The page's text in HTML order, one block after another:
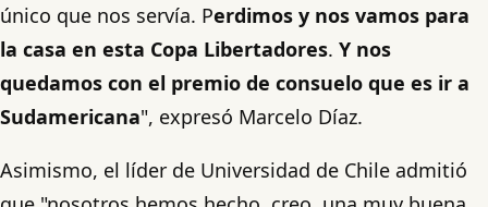
único que nos servía. Perdimos y nos vamos para
la casa en esta Copa Libertadores. Y nos
quedamos con el premio de consuelo que es ir a
Sudamericana", expresó Marcelo Díaz.
Asimismo, el líder de Universidad de Chile admitió